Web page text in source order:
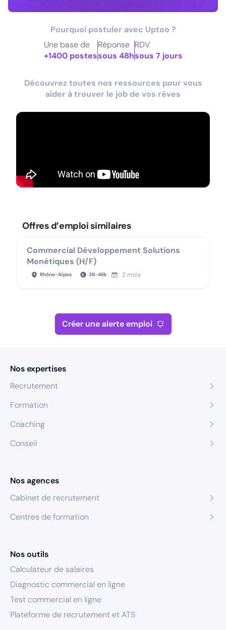
Pourquoi postuler avec Uptoo ?
Une base de
+1400 postes
Réponse
sous 48h
RDV
sous 7 jours
Découvrez toutes nos ressources pour vous
aider à trouver le job de vos rêves
Offres d’emploi similaires
Commercial Développement Solutions
Monétiques (H/F)
Rhône-Alpes 38-46k 2 mois
Créer une alerte emploi
Nos expertises
Recrutement
Formation
Coaching
Conseil
Nos agences
Cabinet de recrutement
Centres de formation
Nos outils
Calculateur de salaires
Diagnostic commercial en ligne
Test commercial en ligne
Plateforme de recrutement et ATS